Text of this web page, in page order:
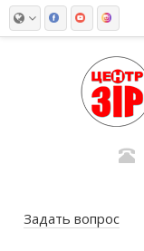
Задать вопрос